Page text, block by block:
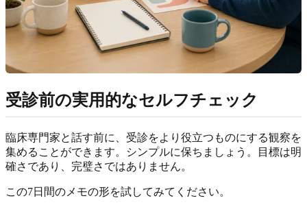
受診前の実用的なセルフチェック
臨床専門家と話す前に、受診をより役立つものにする観察を
集めることができます。シンプルに保ちましょう。目標は明
確さであり、完璧さではありません。
この7日間のメモの形を試してみてください。